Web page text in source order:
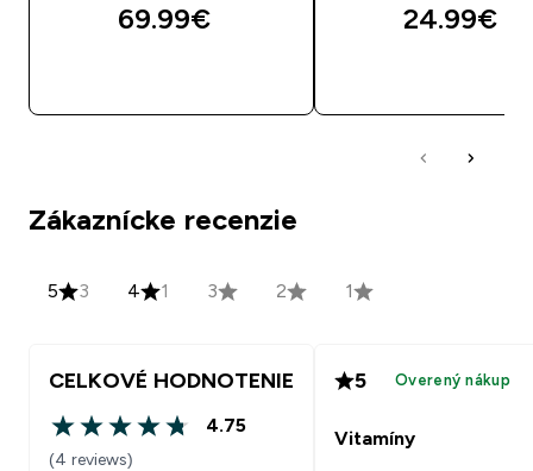
69.99€‎ 24.99€‎
Zákaznícke recenzie
5 3 4 1 3 2 1
CELKOVÉ HODNOTENIE
4.75 out of 5 stars
4.75
(4 reviews)
5 Overený nákup
Vitamíny